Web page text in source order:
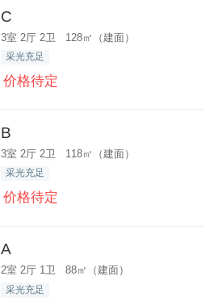
C
3室 2厅 2卫 128㎡（建面）
采光充足
价格待定
B
3室 2厅 2卫 118㎡（建面）
采光充足
价格待定
A
2室 2厅 1卫 88㎡（建面）
采光充足